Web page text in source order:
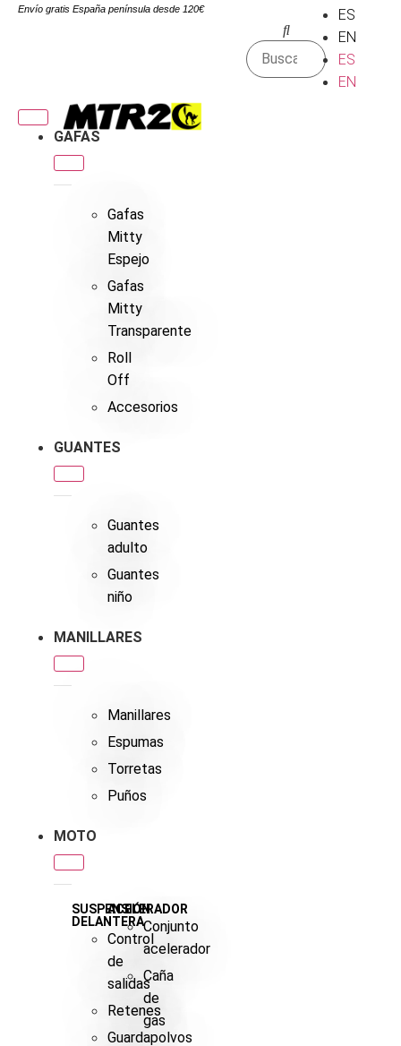
Envío gratis España península desde 120€
ES
EN
ES
EN
GAFAS
Gafas
Mitty
Espejo
Gafas
Mitty
Transparente
Roll
Off
Accesorios
GUANTES
Guantes
adulto
Guantes
niño
MANILLARES
Manillares
Espumas
Torretas
Puños
MOTO
SUSPENSIÓN
DELANTERA
Control
de
salidas
Retenes
Guardapolvos
ACELERADOR
Conjunto
acelerador
Caña
de
gas